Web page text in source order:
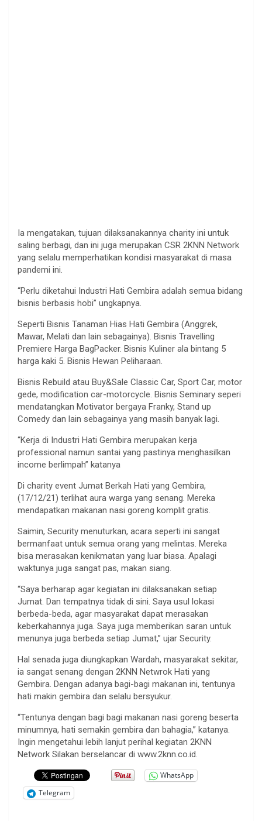
Ia mengatakan, tujuan dilaksanakannya charity ini untuk
saling berbagi, dan ini juga merupakan CSR 2KNN Network
yang selalu memperhatikan kondisi masyarakat di masa
pandemi ini.
“Perlu diketahui Industri Hati Gembira adalah semua bidang
bisnis berbasis hobi” ungkapnya.
Seperti Bisnis Tanaman Hias Hati Gembira (Anggrek,
Mawar, Melati dan lain sebagainya). Bisnis Travelling
Premiere Harga BagPacker. Bisnis Kuliner ala bintang 5
harga kaki 5. Bisnis Hewan Peliharaan.
Bisnis Rebuild atau Buy&Sale Classic Car, Sport Car, motor
gede, modification car-motorcycle. Bisnis Seminary seperi
mendatangkan Motivator bergaya Franky, Stand up
Comedy dan lain sebagainya yang masih banyak lagi.
“Kerja di Industri Hati Gembira merupakan kerja
professional namun santai yang pastinya menghasilkan
income berlimpah” katanya
Di charity event Jumat Berkah Hati yang Gembira,
(17/12/21) terlihat aura warga yang senang. Mereka
mendapatkan makanan nasi goreng komplit gratis.
Saimin, Security menuturkan, acara seperti ini sangat
bermanfaat untuk semua orang yang melintas. Mereka
bisa merasakan kenikmatan yang luar biasa. Apalagi
waktunya juga sangat pas, makan siang.
“Saya berharap agar kegiatan ini dilaksanakan setiap
Jumat. Dan tempatnya tidak di sini. Saya usul lokasi
berbeda-beda, agar masyarakat dapat merasakan
keberkahannya juga. Saya juga memberikan saran untuk
menunya juga berbeda setiap Jumat,” ujar Security.
Hal senada juga diungkapkan Wardah, masyarakat sekitar,
ia sangat senang dengan 2KNN Netwrok Hati yang
Gembira. Dengan adanya bagi-bagi makanan ini, tentunya
hati makin gembira dan selalu bersyukur.
“Tentunya dengan bagi bagi makanan nasi goreng beserta
minumnya, hati semakin gembira dan bahagia,” katanya.
Ingin mengetahui lebih lanjut perihal kegiatan 2KNN
Network Silakan berselancar di www.2knn.co.id.
WhatsApp
Telegram